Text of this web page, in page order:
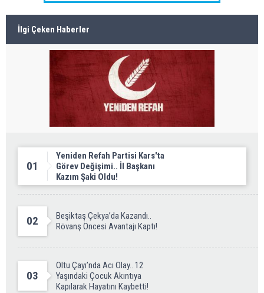
İlgi Çeken Haberler
01
Yeniden Refah Partisi Kars'ta
Görev Değişimi.. İl Başkanı
Kazım Şaki Oldu!
02
Beşiktaş Çekya’da Kazandı..
Rövanş Öncesi Avantajı Kaptı!
03
Oltu Çayı’nda Acı Olay.. 12
Yaşındaki Çocuk Akıntıya
Kapılarak Hayatını Kaybetti!